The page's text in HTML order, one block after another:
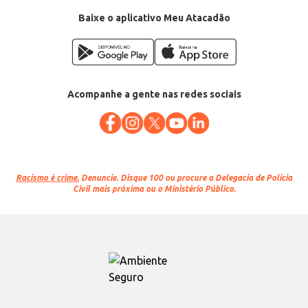
Baixe o aplicativo Meu Atacadão
Acompanhe a gente nas redes sociais
Racismo é crime. Denuncie. Disque 100 ou procure a Delegacia de Polícia
Civil mais próxima ou o Ministério Público.